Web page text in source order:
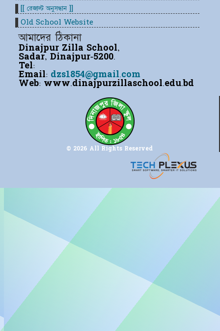
© 2026 All Rights Reserved
আমাদের ঠিকানা
Dinajpur Zilla School,
Sadar, Dinajpur-5200.
Tel:
Email: dzs1854@gmail.com
Web: www.dinajpurzillaschool.edu.bd
[[ রেজাল্ট অনুসন্ধান ]]
Old School Website